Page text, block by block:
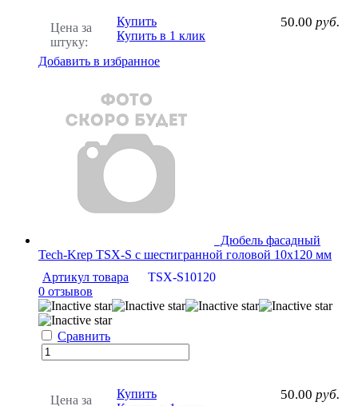
Цена за
штуку:
50.00 руб.
Купить
Купить в 1 клик
Добавить в избранное
Дюбель фасадный
Tech-Krep TSX-S с шестигранной головой 10х120 мм
Артикул товара
TSX-S10120
0 отзывов
Сравнить
Цена за
50.00 руб.
Купить